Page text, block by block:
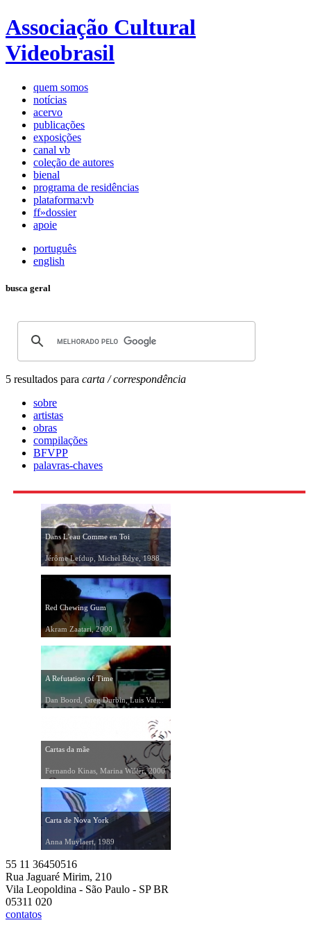
Associação Cultural
Videobrasil
quem somos
notícias
acervo
publicações
exposições
canal vb
coleção de autores
bienal
programa de residências
plataforma:vb
ff»dossier
apoie
português
english
busca geral
5 resultados para carta / correspondência
sobre
artistas
obras
compilações
BFVPP
palavras-chaves
Dans L'eau Comme en Toi
Jérôme Lefdup, Michel Rdye, 1988
Red Chewing Gum
Akram Zaatari, 2000
A Refutation of Time
Dan Boord, Greg Durbin, Luis Valdovino, 1997
Cartas da mãe
Fernando Kinas, Marina Willer, 2000
Carta de Nova York
Anna Muylaert, 1989
55 11 36450516
Rua Jaguaré Mirim, 210
Vila Leopoldina - São Paulo - SP BR
05311 020
contatos